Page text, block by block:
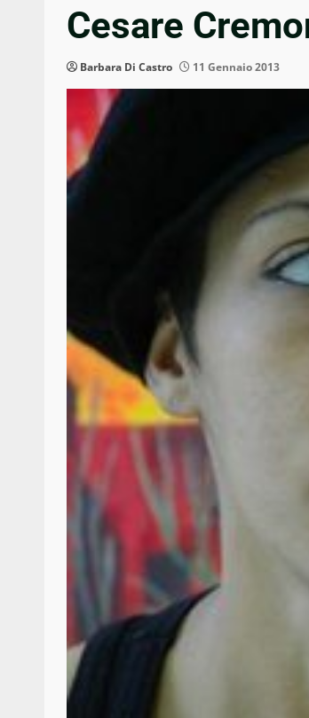
Cesare
Barbara Di Castro 11 Gennaio 2013